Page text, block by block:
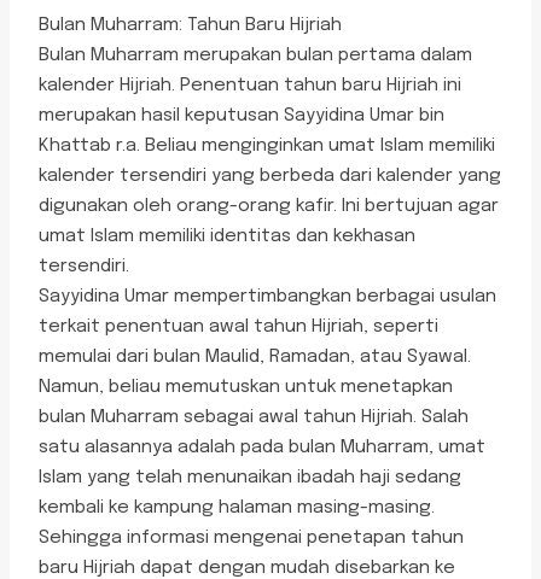
Bulan Muharram: Tahun Baru Hijriah
Bulan Muharram merupakan bulan pertama dalam
kalender Hijriah. Penentuan tahun baru Hijriah ini
merupakan hasil keputusan Sayyidina Umar bin
Khattab r.a. Beliau menginginkan umat Islam memiliki
kalender tersendiri yang berbeda dari kalender yang
digunakan oleh orang-orang kafir. Ini bertujuan agar
umat Islam memiliki identitas dan kekhasan
tersendiri.
Sayyidina Umar mempertimbangkan berbagai usulan
terkait penentuan awal tahun Hijriah, seperti
memulai dari bulan Maulid, Ramadan, atau Syawal.
Namun, beliau memutuskan untuk menetapkan
bulan Muharram sebagai awal tahun Hijriah. Salah
satu alasannya adalah pada bulan Muharram, umat
Islam yang telah menunaikan ibadah haji sedang
kembali ke kampung halaman masing-masing.
Sehingga informasi mengenai penetapan tahun
baru Hijriah dapat dengan mudah disebarkan ke